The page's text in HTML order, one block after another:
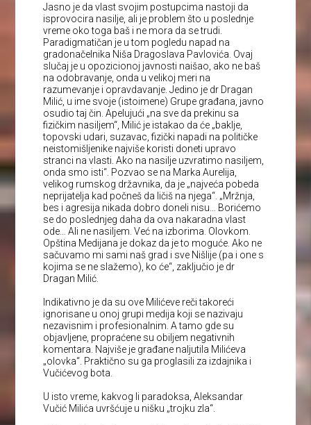
Jasno je da vlast svojim postupcima nastoji da
isprovocira nasilje, ali je problem što u poslednje
vreme oko toga baš i ne mora da se trudi.
Paradigmatičan je u tom pogledu napad na
gradonačelnika Niša Dragoslava Pavlovića. Ovaj
slučaj je u opozicionoj javnosti naišao, ako ne baš
na odobravanje, onda u velikoj meri na
razumevanje i opravdavanje. Jedino je dr Dragan
Milić, u ime svoje (istoimene) Grupe građana, javno
osudio taj čin. Apelujući „na sve da prekinu sa
fizičkim nasiljem“, Milić je istakao da će „baklje,
topovski udari, suzavac, fizički napadi na političke
neistomišljenike najviše koristi doneti upravo
stranci na vlasti. Ako na nasilje uzvratimo nasiljem,
onda smo isti“. Pozvao se na Marka Aurelija,
velikog rumskog državnika, da je „najveća pobeda
neprijatelja kad počneš da ličiš na njega“. „Mržnja,
bes i agresija nikada dobro doneli nisu… Borićemo
se do poslednjeg daha da ova nakaradna vlast
ode… Ali ne nasiljem. Već na izborima. Olovkom.
Opština Medijana je dokaz da je to moguće. Ako ne
sačuvamo mi sami naš grad i sve Nišlije (pa i one s
kojima se ne slažemo), ko će“, zaključio je dr
Dragan Milić.
Indikativno je da su ove Milićeve reči takoreći
ignorisane u onoj grupi medija koji se nazivaju
nezavisnim i profesionalnim. A tamo gde su
objavljene, propraćene su obiljem negativnih
komentara. Najviše je građane naljutila Milićeva
„olovka“. Praktično su ga proglasili za izdajnika i
Vučićevog bota.
U isto vreme, kakvog li paradoksa, Aleksandar
Vučić Milića uvršćuje u nišku „trojku zla“.